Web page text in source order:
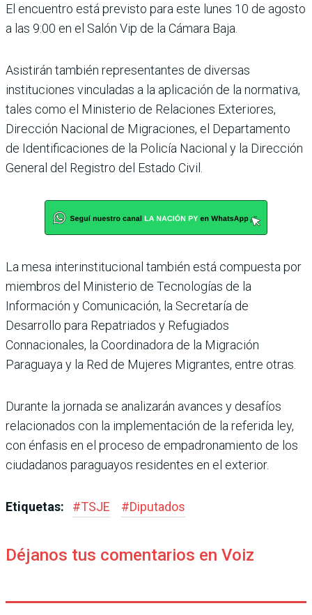
El encuentro está previsto para este lunes 10 de agosto
a las 9:00 en el Salón Vip de la Cámara Baja.
Asistirán también representantes de diversas
instituciones vinculadas a la aplicación de la normativa,
tales como el Ministerio de Relaciones Exteriores,
Dirección Nacional de Migraciones, el Departamento
de Identificaciones de la Policía Nacional y la Dirección
General del Registro del Estado Civil.
La mesa interinstitucional también está compuesta por
miembros del Ministerio de Tecnologías de la
Información y Comunicación, la Secretaría de
Desarrollo para Repatriados y Refugiados
Connacionales, la Coordinadora de la Migración
Paraguaya y la Red de Mujeres Migrantes, entre otras.
Durante la jornada se analizarán avances y desafíos
relacionados con la implementación de la referida ley,
con énfasis en el proceso de empadronamiento de los
ciudadanos paraguayos residentes en el exterior.
Etiquetas: #TSJE #Diputados
Déjanos tus comentarios en Voiz